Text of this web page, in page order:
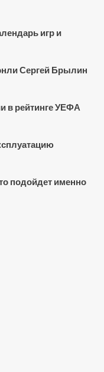
игр и
Сергей Брылин
в рейтинге УЕФА
подойдет именно